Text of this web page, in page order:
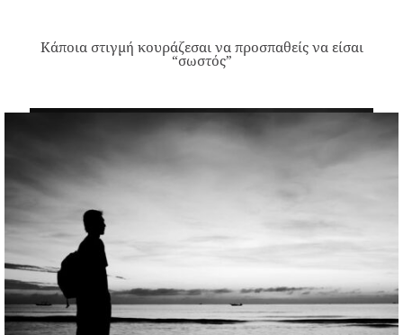
Κάποια στιγμή κουράζεσαι να προσπαθείς να είσαι
“σωστός”